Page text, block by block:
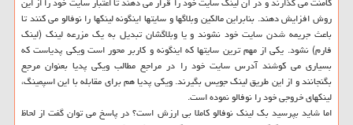
روش افزایش دهند. بنابراین مالکین وبلاگها و سایتها اینگونه لینکها را نوفالو می کنند تا
باعث جریمه شدن سایت خود نشوند و یا وبلاگشان تبدیل به یک مزرعه لینک (لینک
فارم) نشود. یکی از مهم ترین سایتها که اینگونه و کاربر محور است ویکی پدیاست که
بسیاری می کوشند آدرس سایت خود را در مراجع مطالب ویکی پدیا بعنوان مرجع
بگنجانند و از این طریق لینک جویس بگیرند. ویکی پدیا هم برای مقابله با این اسپمینگ،
لینکهای خروجی خود را نوفالو نموده است.
اما شاید بپرسید بک لینک نوفالو کاملا بی ارزش است؟ در پاسخ می توان گفت از لحاظ